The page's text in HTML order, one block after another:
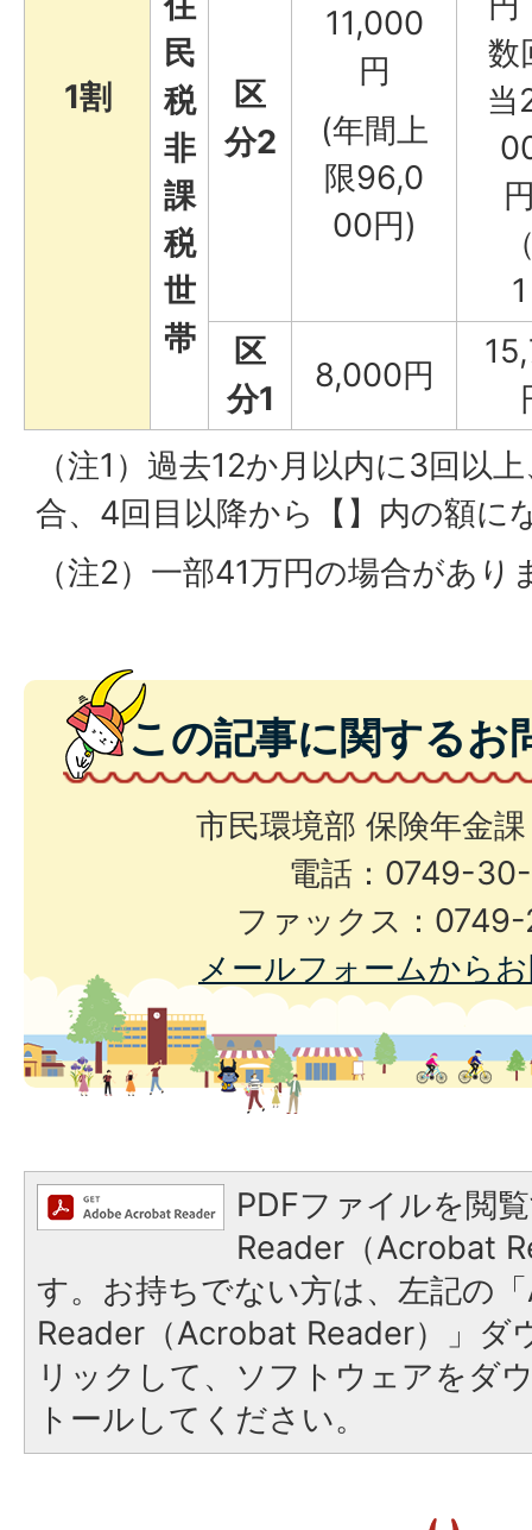
1割
民
税
非
課
税
世
帯
区
分2
11,000
円
(年間上
限96,0
00円)
数
当
区
分1
8,000円
（注1）過去12か月以内に3回以
合、4回目以降から【】内の額に
（注2）一部41万円の場合があり
この記事に関するお
市民環境部 保険年金
電話：0749-
ファックス：
メールフォームから
PDFファイルを閲
Reader（Acrobat
す。お持ちでない方は、左記の
Reader（Acrobat Reader）」ダ
リックして、ソフトウェアをダ
トールしてください。